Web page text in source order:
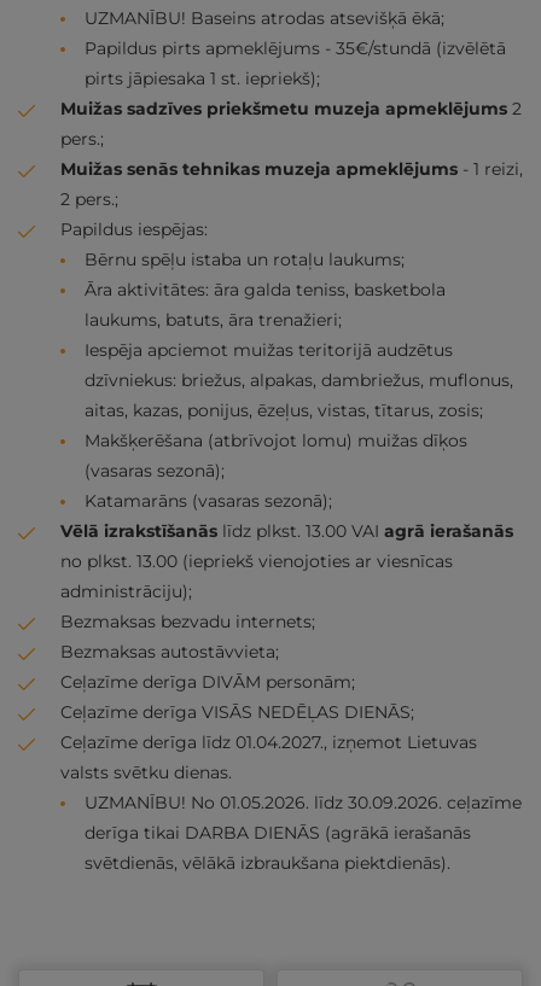
UZMANĪBU! Baseins atrodas atsevišķā ēkā;
Papildus pirts apmeklējums - 35€/stundā (izvēlētā
pirts jāpiesaka 1 st. iepriekš);
Muižas sadzīves priekšmetu muzeja apmeklējums 2
pers.;
Muižas senās tehnikas muzeja apmeklējums - 1 reizi,
2 pers.;
Papildus iespējas:
Bērnu spēļu istaba un rotaļu laukums;
Āra aktivitātes: āra galda teniss, basketbola
laukums, batuts, āra trenažieri;
Iespēja apciemot muižas teritorijā audzētus
dzīvniekus: briežus, alpakas, dambriežus, muflonus,
aitas, kazas, ponijus, ēzeļus, vistas, tītarus, zosis;
Makšķerēšana (atbrīvojot lomu) muižas dīķos
(vasaras sezonā);
Katamarāns (vasaras sezonā);
Vēlā izrakstīšanās līdz plkst. 13.00 VAI agrā ierašanās
no plkst. 13.00 (iepriekš vienojoties ar viesnīcas
administrāciju);
Bezmaksas bezvadu internets;
Bezmaksas autostāvvieta;
Ceļazīme derīga DIVĀM personām;
Ceļazīme derīga VISĀS NEDĒĻAS DIENĀS;
Ceļazīme derīga līdz 01.04.2027., izņemot Lietuvas
valsts svētku dienas.
UZMANĪBU! No 01.05.2026. līdz 30.09.2026. ceļazīme
derīga tikai DARBA DIENĀS (agrākā ierašanās
svētdienās, vēlākā izbraukšana piektdienās).